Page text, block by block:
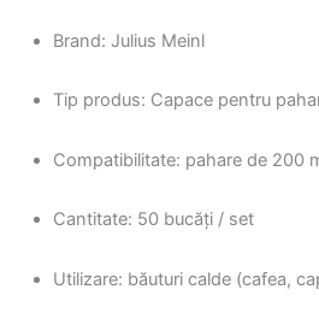
Brand: Julius Meinl
Tip produs: Capace pentru
Compatibilitate: pahare de 200
Cantitate: 50 bucăți / set
Utilizare: băuturi calde (cafea,